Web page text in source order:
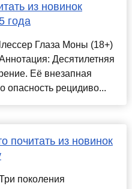
из новинок
года
Глаза Моны (18+)
Десятилетняя
Её внезапная
опасность рецидиво...
почитать из новинок
поколения